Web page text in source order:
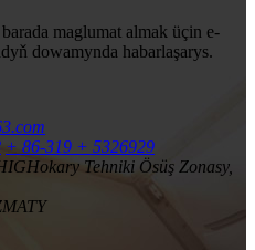
maglumat almak üçin e-
dowamynda habarlaşarys.
+ 86-319 + 5326929
Tehniki Ösüş Zonasy,